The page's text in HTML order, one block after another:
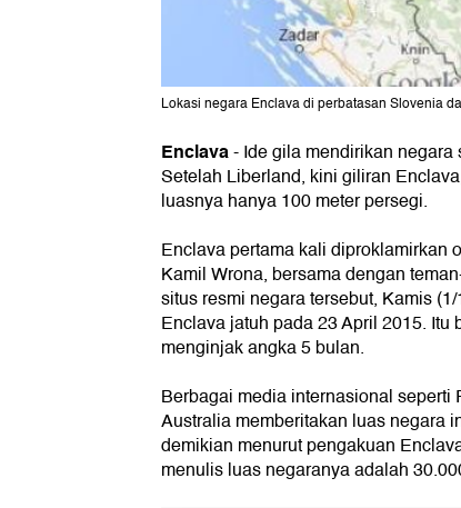
Lokasi negara Enclava di perbatasan Slovenia
Enclava-Ide gila mendirikan
Setelah Liberland, kini giliran
luasnya hanya 100 meter persegi.
Enclava pertama kali diproklamirkan
Kamil Wrona, bersama dengan
situs resmi negara tersebut, Kamis
Enclava jatuh pada 23 April 2015. Itu
menginjak angka 5 bulan.
Berbagai media internasional seperti
Australia memberitakan luas negara
demikian menurut pengakuan
menulis luas negaranya adalah